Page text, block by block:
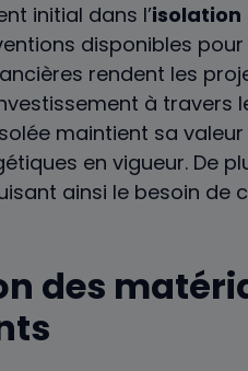
initial dans l’isolation
disponibles
rendent les
à travers
maintient sa
en vigueur. De
ainsi le besoin de
des